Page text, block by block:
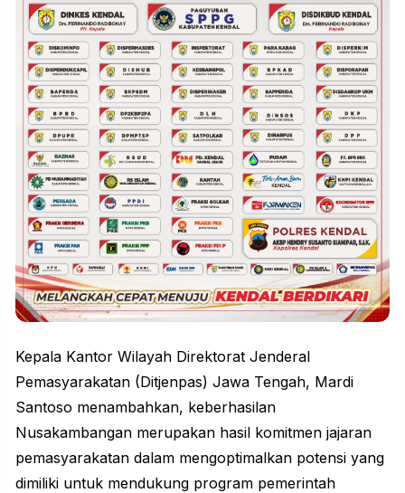
Kepala Kantor Wilayah Direktorat Jenderal
Pemasyarakatan (Ditjenpas) Jawa Tengah, Mardi
Santoso menambahkan, keberhasilan
Nusakambangan merupakan hasil komitmen jajaran
pemasyarakatan dalam mengoptimalkan potensi yang
dimiliki untuk mendukung program pemerintah